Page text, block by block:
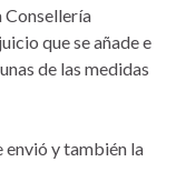
Consellería
que se añade e
de las medidas
envió y también la